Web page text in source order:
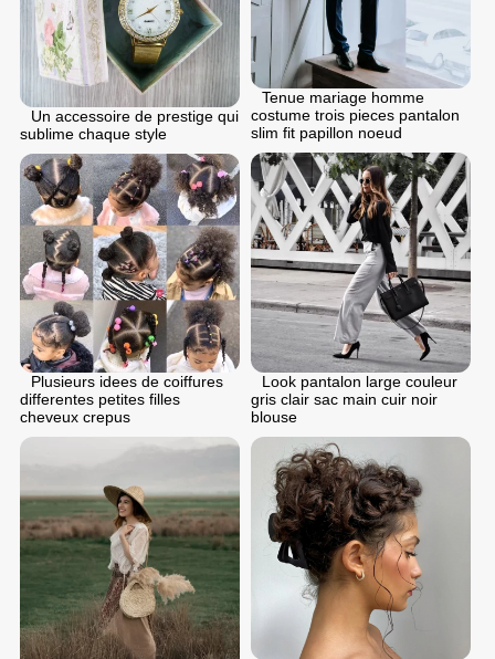
Tenue mariage homme
costume trois pieces pantalon
slim fit papillon noeud
Un accessoire de prestige qui
sublime chaque style
Look pantalon large couleur
gris clair sac main cuir noir
blouse
Plusieurs idees de coiffures
differentes petites filles
cheveux crepus